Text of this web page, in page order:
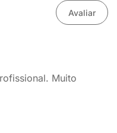
Avaliar
Muito